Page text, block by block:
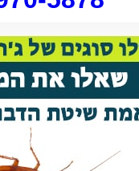
להדברה
מהיר, מקצועי
שירות
גם